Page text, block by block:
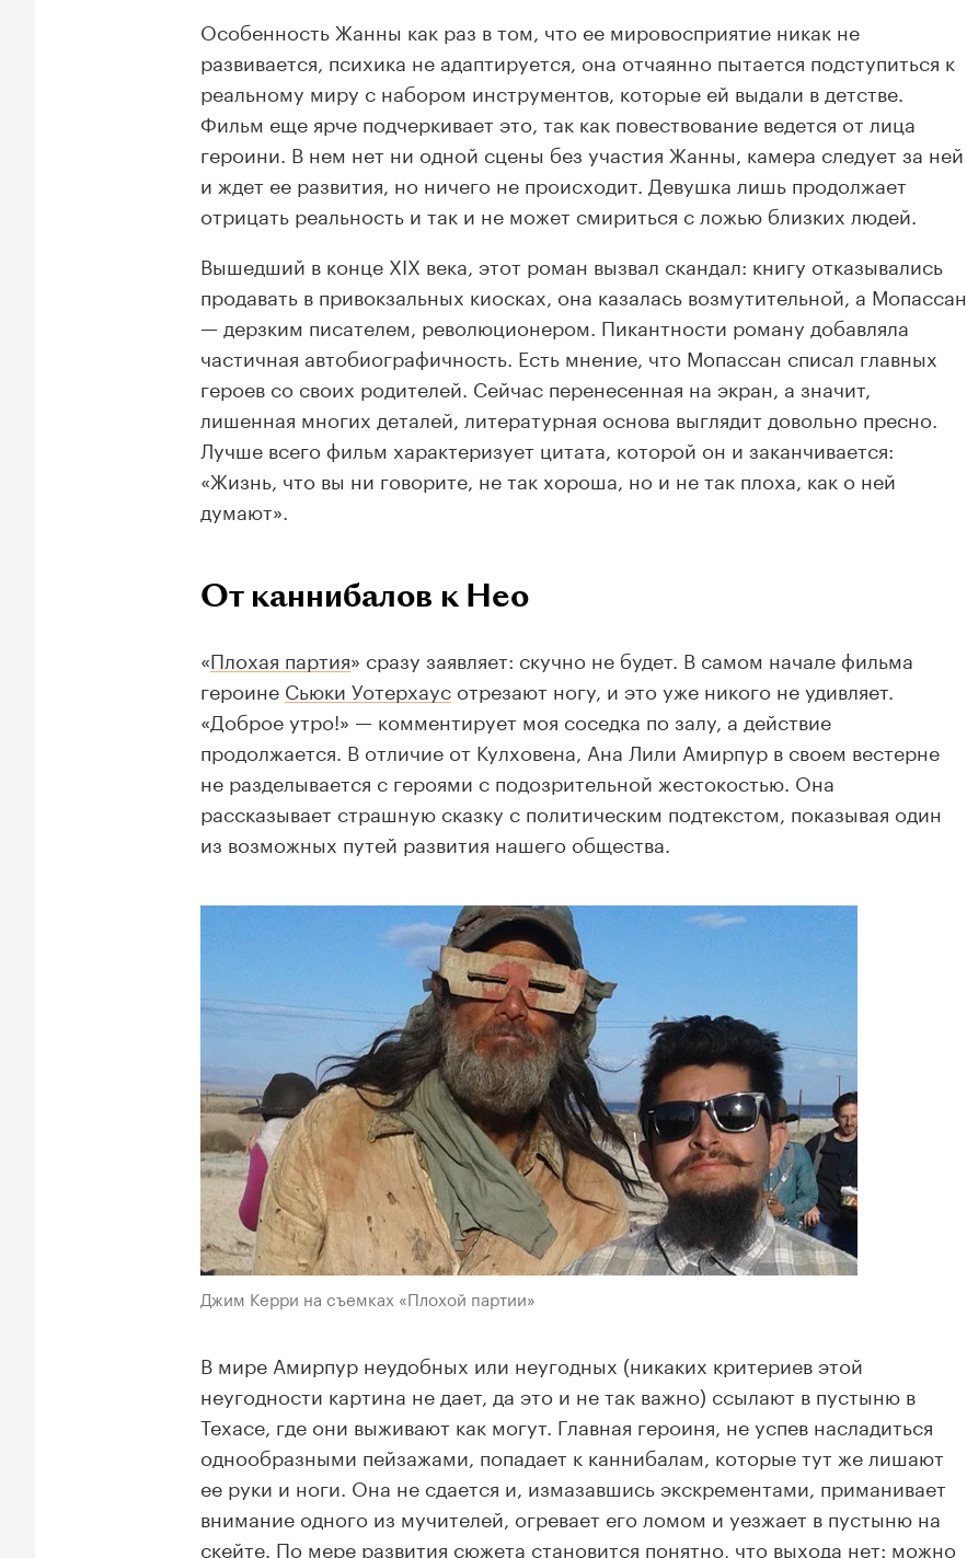
Особенность Жанны как раз в том, что ее мировосприятие никак не
развивается, психика не адаптируется, она отчаянно пытается подступиться к
реальному миру с набором инструментов, которые ей выдали в детстве.
Фильм еще ярче подчеркивает это, так как повествование ведется от лица
героини. В нем нет ни одной сцены без участия Жанны, камера следует за ней
и ждет ее развития, но ничего не происходит. Девушка лишь продолжает
отрицать реальность и так и не может смириться с ложью близких людей.
Вышедший в конце XIX века, этот роман вызвал скандал: книгу отказывались
продавать в привокзальных киосках, она казалась возмутительной, а Мопассан
— дерзким писателем, революционером. Пикантности роману добавляла
частичная автобиографичность. Есть мнение, что Мопассан списал главных
героев со своих родителей. Сейчас перенесенная на экран, а значит,
лишенная многих деталей, литературная основа выглядит довольно пресно.
Лучше всего фильм характеризует цитата, которой он и заканчивается:
«Жизнь, что вы ни говорите, не так хороша, но и не так плоха, как о ней
думают».
От каннибалов к Нео
«Плохая партия» сразу заявляет: скучно не будет. В самом начале фильма
героине Сьюки Уотерхаус отрезают ногу, и это уже никого не удивляет.
«Доброе утро!» — комментирует моя соседка по залу, а действие
продолжается. В отличие от Кулховена, Ана Лили Амирпур в своем вестерне
не разделывается с героями с подозрительной жестокостью. Она
рассказывает страшную сказку с политическим подтекстом, показывая один
из возможных путей развития нашего общества.
Джим Керри на съемках «Плохой партии»
В мире Амирпур неудобных или неугодных (никаких критериев этой
неугодности картина не дает, да это и не так важно) ссылают в пустыню в
Техасе, где они выживают как могут. Главная героиня, не успев насладиться
однообразными пейзажами, попадает к каннибалам, которые тут же лишают
ее руки и ноги. Она не сдается и, измазавшись экскрементами, приманивает
внимание одного из мучителей, огревает его ломом и уезжает в пустыню на
скейте. По мере развития сюжета становится понятно, что выхода нет: можно